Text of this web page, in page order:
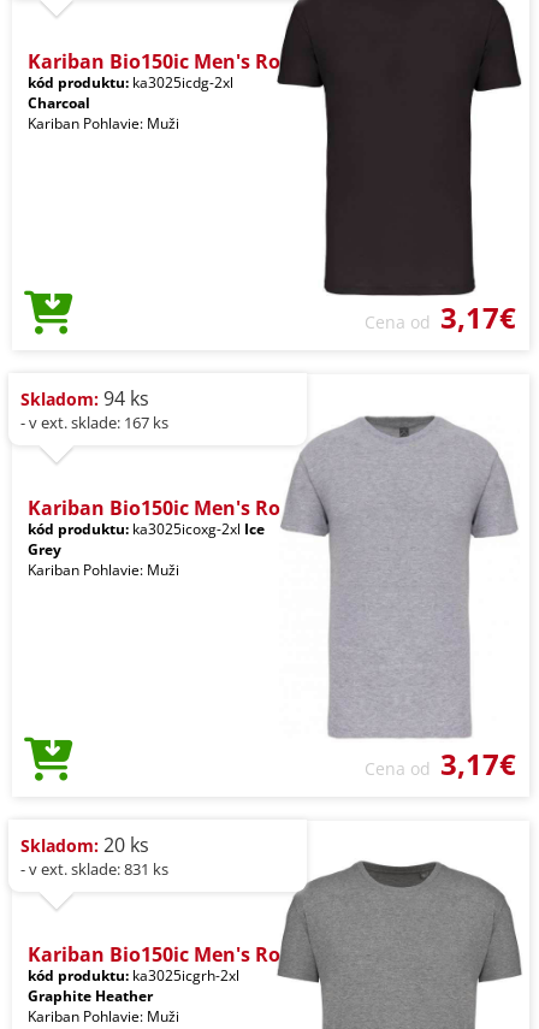
Kariban Bio150ic Men's Ro
kód produktu: ka3025icdg-2xl
Charcoal
Kariban Pohlavie: Muži
Cena od 3,17€
Skladom: 94 ks
- v ext. sklade: 167 ks
Kariban Bio150ic Men's Ro
kód produktu: ka3025icoxg-2xl Ice
Grey
Kariban Pohlavie: Muži
Cena od 3,17€
Skladom: 20 ks
- v ext. sklade: 831 ks
Kariban Bio150ic Men's Ro
kód produktu: ka3025icgrh-2xl
Graphite Heather
Kariban Pohlavie: Muži